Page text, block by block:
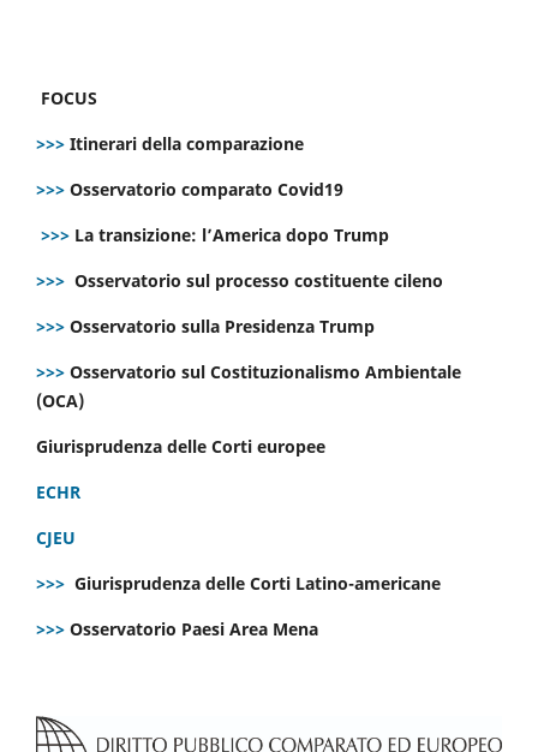
FOCUS
>>> Itinerari della comparazione
>>> Osservatorio comparato Covid19
>>> La transizione: l’America dopo Trump
>>> Osservatorio sul processo costituente cileno
>>> Osservatorio sulla Presidenza Trump
>>> Osservatorio sul Costituzionalismo Ambientale
(OCA)
Giurisprudenza delle Corti europee
ECHR
CJEU
>>> Giurisprudenza delle Corti Latino-americane
>>> Osservatorio Paesi Area Mena